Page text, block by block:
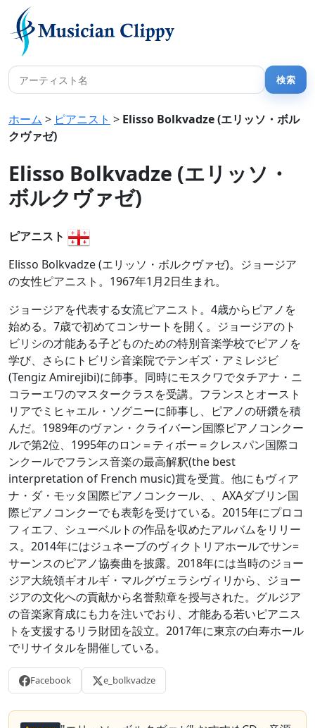
ホーム > ピアニスト > Elisso Bolkvadze (エリッソ・ボル
クヴァゼ)
Elisso Bolkvadze (エリッソ・
ボルクヴァゼ)
ピアニスト
Elisso Bolkvadze (エリッソ・ボルクヴァゼ)。ジョージア
の女性ピアニスト。1967年1月2日生まれ。
ジョージアを代表する女流ピアニスト。4歳からピアノを
始める。7歳で初めてコンサートを開く。ジョージアのト
ビリシの才能ある子どものための特別音楽学校でピアノを
学び、さらにトビリシ音楽院でテンギズ・アミレジビ
(Tengiz Amirejibi)に師事。同時にモスクワでタチアナ・ニ
コラーエワのマスタークラスを受講。フランスとオースト
リアでミヒャエル・ソグニーに師事し、ピアノの研鑽を積
んだ。1989年のヴァン・クライバーン国際ピアノコンクー
ルで第2位、1995年のロン＝ティボー＝クレスパン国際コ
ンクールでフランス音楽の最高解釈(the best
interpretation of French music)賞を受賞。他にもヴィア
ナ・ダ・モッタ国際ピアノコンクール、、AXAダブリン国
際ピアノコンクーでも表彰を受けている。2015年にプロコ
フィエフ、シューベルトの作品を収めたアルバムをリリー
ス。2014年にはジュネーブのヴィクトリアホールでサン=
サーンスのピアノ協奏曲を披露。2018年には当時のジョー
ジア大統領ギオルギ・マルグヴェラシヴィリから、ジョー
ジアの文化への貢献から名誉勲章を授与された。グルジア
の音楽家育成にも力を注いでおり、才能ある若いピアニス
トを支援するリラ財団を設立。2017年に東京の白寿ホール
でリサイタルを開催している。
Facebook e_bolkvadze